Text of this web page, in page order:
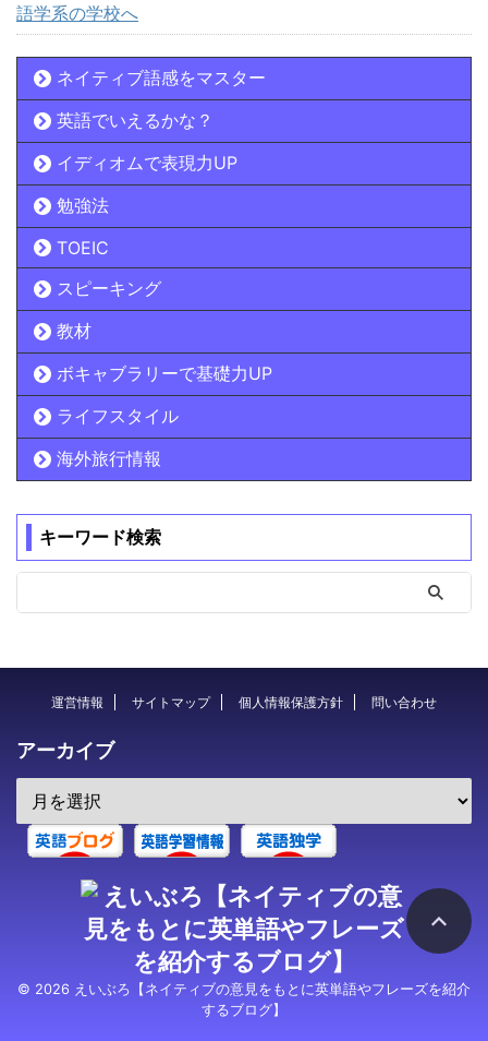
語学系の学校へ
ネイティブ語感をマスター
英語でいえるかな？
イディオムで表現力UP
勉強法
TOEIC
スピーキング
教材
ボキャブラリーで基礎力UP
ライフスタイル
海外旅行情報
キーワード検索
運営情報 サイトマップ 個人情報保護方針 問い合わせ
アーカイブ
© 2026 えいぶろ【ネイティブの意見をもとに英単語やフレーズを紹介
するブログ】